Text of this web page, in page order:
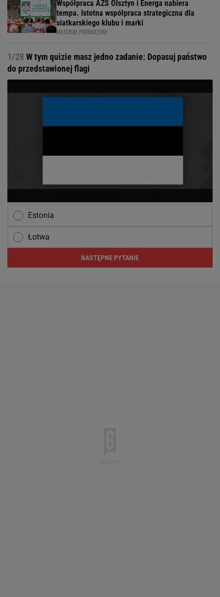
Współpraca AZS Olsztyn i Energa nabiera
tempa. Istotna współpraca strategiczna dla
siatkarskiego klubu i marki
MATERIAŁ PROMOCYJNY
1/28 W tym quizie masz jedno zadanie: Dopasuj państwo
do przedstawionej flagi
Estonia
Łotwa
NASTĘPNE PYTANIE